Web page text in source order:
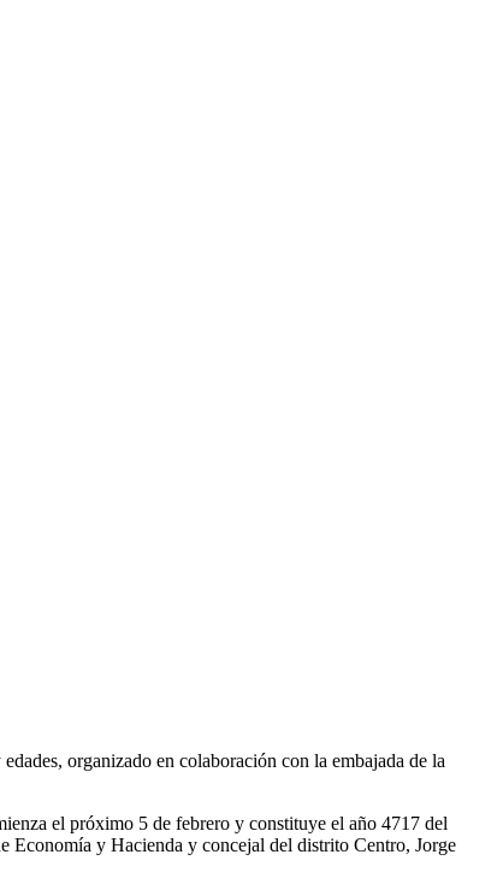
organizado en colaboración con la embajada de la
el próximo 5 de febrero y constituye el año 4717 del
Economía y Hacienda y concejal del distrito Centro, Jorge